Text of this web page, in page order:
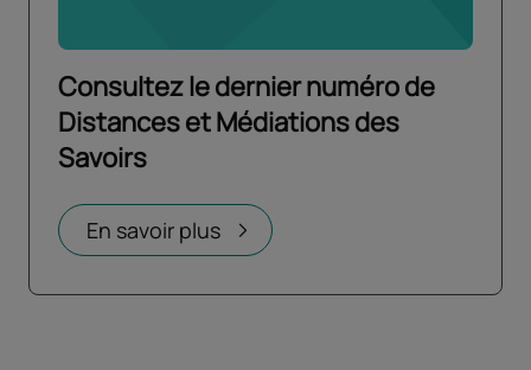
Consultez le dernier numéro de
Distances et Médiations des
Savoirs
En savoir plus
Ouvrir dans un nouvel onglet